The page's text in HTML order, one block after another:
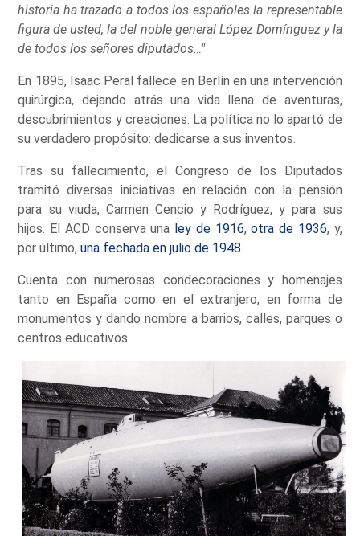
historia ha trazado a todos los españoles la representable
figura de usted, la del noble general López Domínguez y la
de todos los señores diputados…"
En 1895, Isaac Peral fallece en Berlín en una intervención
quirúrgica, dejando atrás una vida llena de aventuras,
descubrimientos y creaciones. La política no lo apartó de
su verdadero propósito: dedicarse a sus inventos.
Tras su fallecimiento, el Congreso de los Diputados
tramitó diversas iniciativas en relación con la pensión
para su viuda, Carmen Cencio y Rodríguez, y para sus
hijos. El ACD conserva una ley de 1916,otra de 1936, y,
por último,una fechada en julio de 1948.
Cuenta con numerosas condecoraciones y homenajes
tanto en España como en el extranjero, en forma de
monumentos y dando nombre a barrios, calles, parques o
centros educativos.